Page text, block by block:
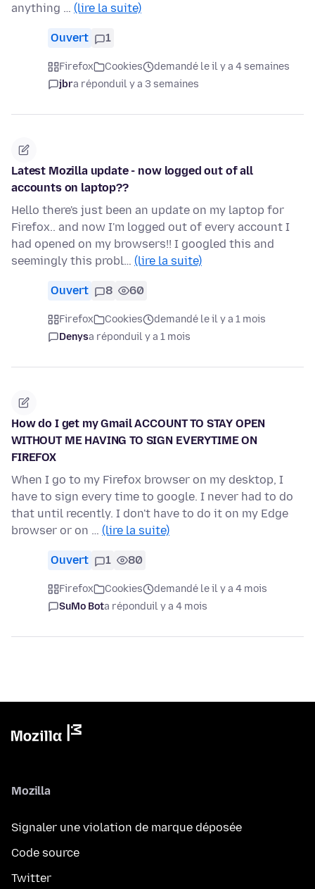
anything … (lire la suite)
Ouvert 1
Firefox Cookies
demandé le il y a 4 semaines
jbra réponduil y a 3 semaines
Latest Mozilla update - now logged out of all
accounts on laptop??
Hello there's just been an update on my laptop for
Firefox.. and now I'm logged out of every account I
had opened on my browsers!! I googled this and
seemingly this probl… (lire la suite)
Ouvert 8 60
Firefox Cookies
demandé le il y a 1 mois
Denysa réponduil y a 1 mois
How do I get my Gmail ACCOUNT TO STAY OPEN
WITHOUT ME HAVING TO SIGN EVERYTIME ON
FIREFOX
When I go to my Firefox browser on my desktop, I
have to sign every time to google. I never had to do
that until recently. I don't have to do it on my Edge
browser or on … (lire la suite)
Ouvert 1 80
Firefox Cookies
demandé le il y a 4 mois
SuMo Bota réponduil y a 4 mois
Mozilla
Signaler une violation de marque déposée
Code source
Twitter